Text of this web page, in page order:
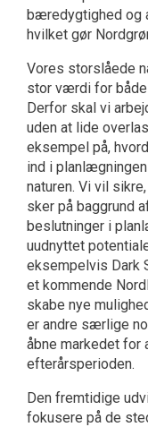
bæredygtighed og
hvilket gør
Vores storslåede
stor værdi for
Derfor skal vi
uden at lide
eksempel på,
ind i
naturen. Vi vil
sker på baggrund
beslutninger i
uudnyttet
eksempelvis Dark
et kommende
skabe nye
er andre særlige
åbne markedet for
efterårsperioden.
Den fremtidige
fokusere på de